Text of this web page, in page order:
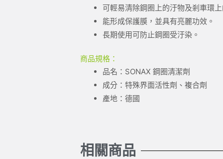
可輕易清除鋼圈上的汙物及剎車環
能形成保護膜，並具有亮麗功效。
長期使用可防止鋼圈受汙染。
商品規格：
品名：SONAX 鋼圈清潔劑
成分：特殊界面活性劑、複合劑
產地：德國
相關商品